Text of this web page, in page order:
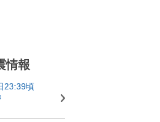
情報
23:39頃